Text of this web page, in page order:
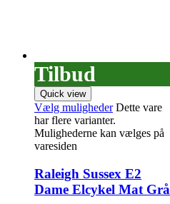
Tilbud
Quick view
Vælg muligheder Dette vare
har flere varianter.
Mulighederne kan vælges på
varesiden
Raleigh Sussex E2
Dame Elcykel Mat Grå